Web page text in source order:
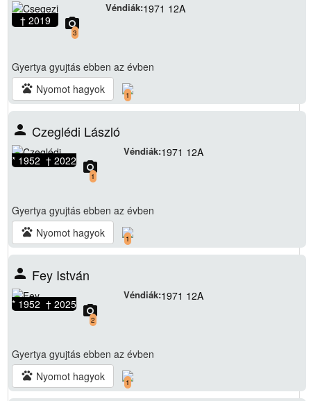
† 2019
Véndiák:1971 12A
camera_alt
3
Gyertya gyujtás ebben az évben
pets Nyomot hagyok 1
person Czeglédi László
* 1952 † 2022
Véndiák:1971 12A
camera_alt
1
Gyertya gyujtás ebben az évben
pets Nyomot hagyok 1
person Fey István
* 1952 † 2025
Véndiák:1971 12A
camera_alt
2
Gyertya gyujtás ebben az évben
pets Nyomot hagyok 1